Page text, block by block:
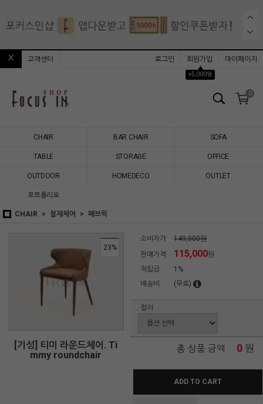
고객센터 로그인
회원가입
▲
+5,000원
마이페이지
0
CHAIR BAR CHAIR SOFA
TABLE STORAGE OFFICE
OUTDOOR HOMEDECO OUTLET
포트폴리오
CHAIR 철재체어 패브릭
23%
[기성] 티미 라운드체어. Ti
mmy roundchair
소비자가
149,000원
판매가격
115,000원
적립금
1%
배송비
(무료)
컬러
총 상품 금액 0 원
ADD TO CART